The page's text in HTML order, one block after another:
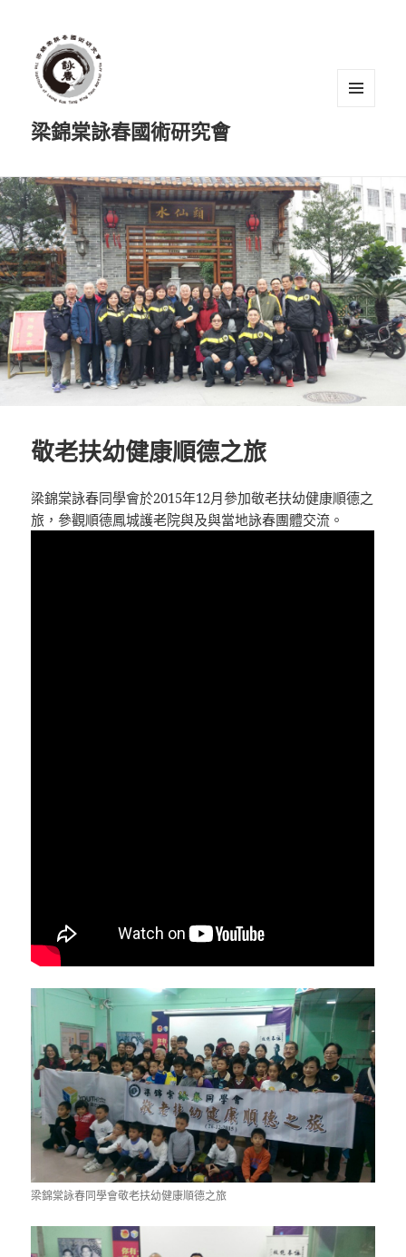
梁錦棠詠春國術研究會
敬老扶幼健康順德之旅
梁錦棠詠春同學會於2015年12月參加敬老扶幼健康順德之
旅，參觀順德鳳城護老院與及與當地詠春團體交流。
梁錦棠詠春同學會敬老扶幼健康順德之旅